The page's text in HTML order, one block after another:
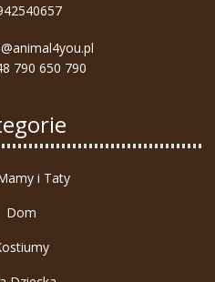
790 650 790
i Taty
Dom